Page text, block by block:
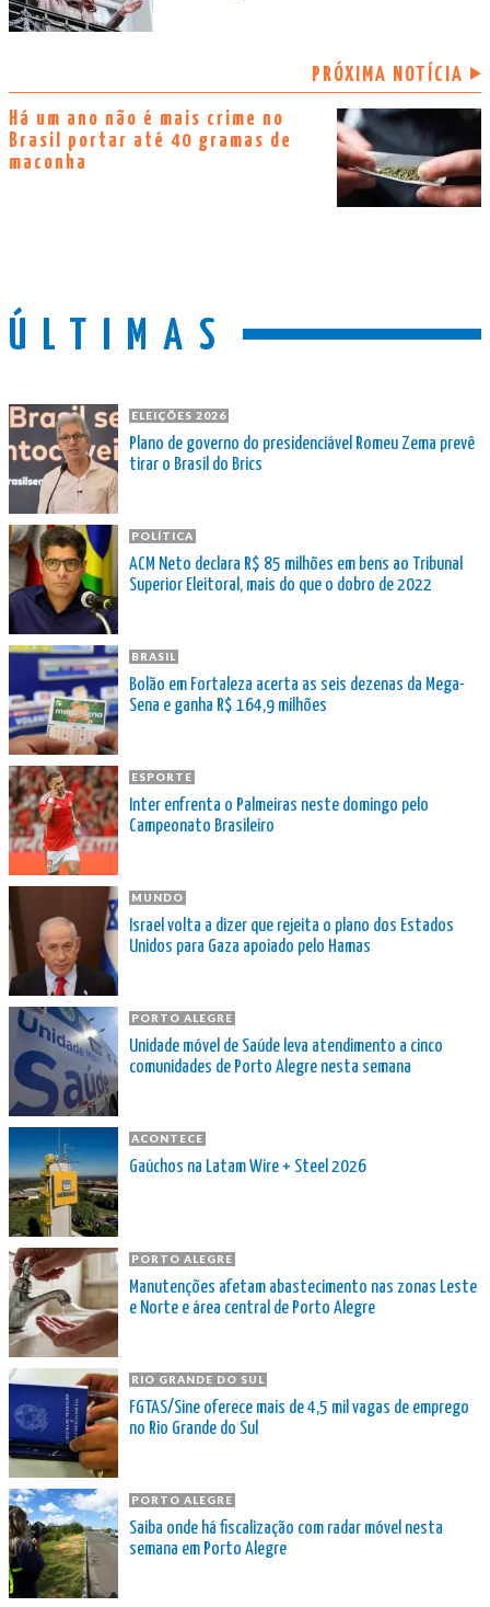
PRÓXIMA NOTÍCIA
Há um ano não é mais crime no
Brasil portar até 40 gramas de
maconha
ÚLTIMAS
ELEIÇÕES 2026
Plano de governo do presidenciável Romeu Zema prevê
tirar o Brasil do Brics
POLÍTICA
ACM Neto declara R$ 85 milhões em bens ao Tribunal
Superior Eleitoral, mais do que o dobro de 2022
BRASIL
Bolão em Fortaleza acerta as seis dezenas da Mega-
Sena e ganha R$ 164,9 milhões
ESPORTE
Inter enfrenta o Palmeiras neste domingo pelo
Campeonato Brasileiro
MUNDO
Israel volta a dizer que rejeita o plano dos Estados
Unidos para Gaza apoiado pelo Hamas
PORTO ALEGRE
Unidade móvel de Saúde leva atendimento a cinco
comunidades de Porto Alegre nesta semana
ACONTECE
Gaúchos na Latam Wire + Steel 2026
PORTO ALEGRE
Manutenções afetam abastecimento nas zonas Leste
e Norte e área central de Porto Alegre
RIO GRANDE DO SUL
FGTAS/Sine oferece mais de 4,5 mil vagas de emprego
no Rio Grande do Sul
PORTO ALEGRE
Saiba onde há fiscalização com radar móvel nesta
semana em Porto Alegre